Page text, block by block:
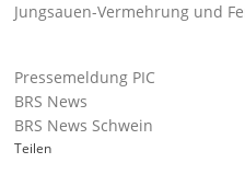
Jungsauen-Vermehrung und
Pressemeldung PIC
BRS News
BRS News Schwein
Teilen